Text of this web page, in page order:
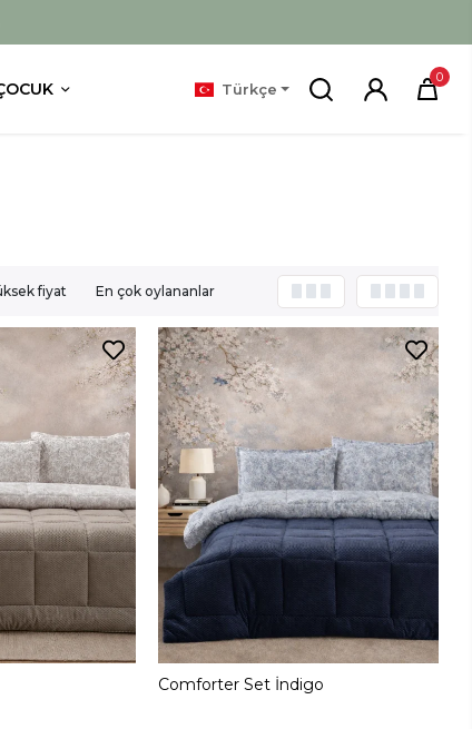
Türkçe
0
fiyat En çok oylananlar
Comforter Set İndigo